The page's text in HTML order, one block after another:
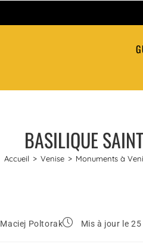
BASILIQUE
Accueil > Venise > Monuments à
Maciej Poltorak Mis à jour le